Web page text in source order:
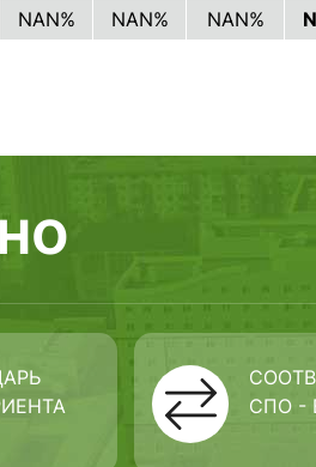
NAN% NAN% NAN%
СПО -